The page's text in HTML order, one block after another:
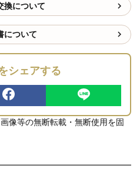
換について
について
シェアする
像等の無断転載・無断使用を固